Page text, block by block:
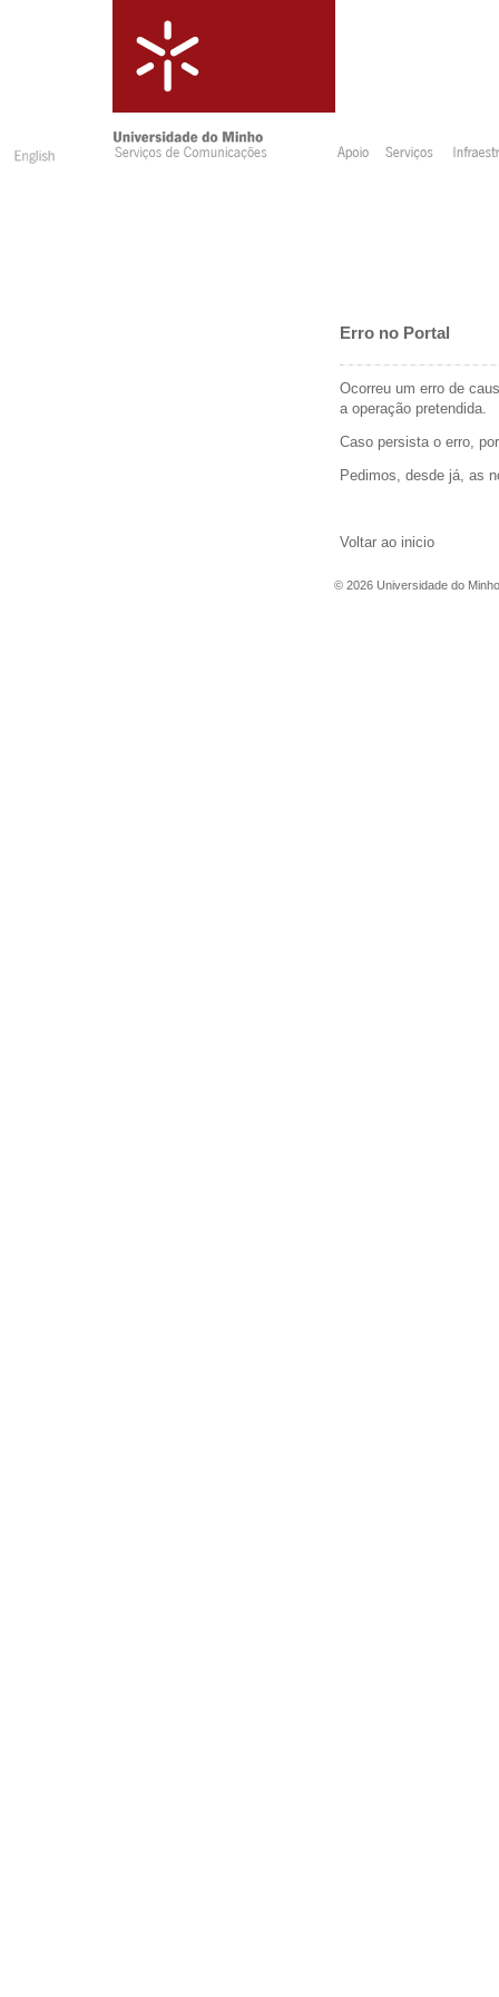
Erro no Portal
Ocorreu um erro de
a operação pretendida.
Caso persista o erro,
Pedimos, desde já, as
Voltar ao inicio
© 2026 Universidade do